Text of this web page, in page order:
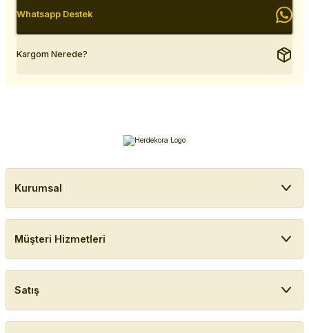
Whatsapp Destek
Kargom Nerede?
Kurumsal
Müşteri Hizmetleri
Satış